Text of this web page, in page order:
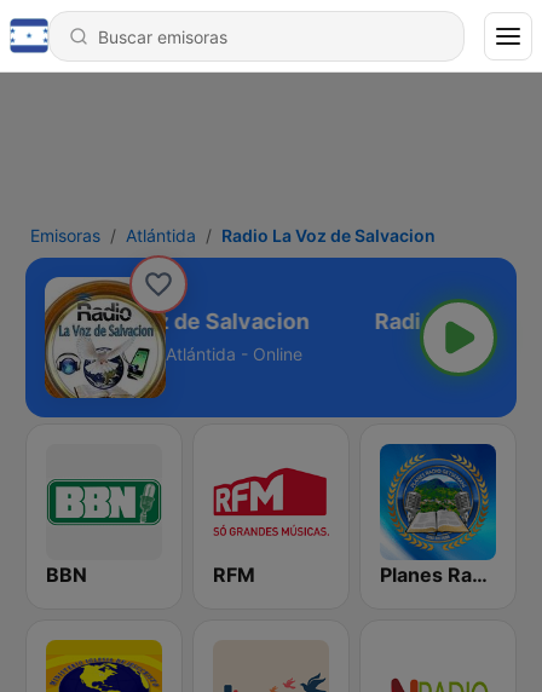
Emisoras Atlántida Radio La Voz de Salvacion
Radio La Voz de Salvacion
Atlántida - Online
BBN RFM Planes Radio Getsemani